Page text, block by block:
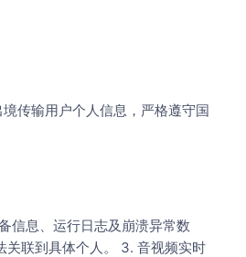
传输用户个人信息，严格遵守国
信息、运行日志及崩溃异常数
联到具体个人。 3. 音视频实时